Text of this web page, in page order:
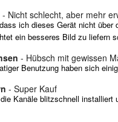
- Nicht schlecht, aber mehr
ich dieses Gerät nicht über
ein besseres Bild zu liefern
- Hübsch mit gewissen
Benutzung haben sich
- Super Kauf
Kanäle blitzschnell installiert